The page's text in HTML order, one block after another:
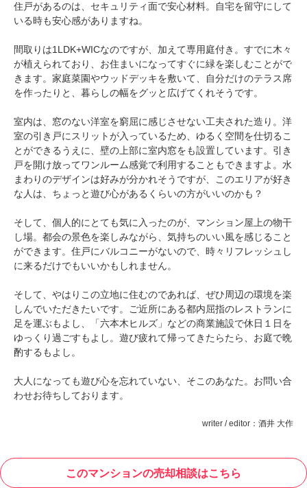
住戸があるのは、セキュリティ面で安心材料。自宅を留守にして
いる時も安心感がありますね。
間取りは1LDK+WICなのですが、加えて専用庭付き。すでに木々
が植えられており、お住まいになってすぐに緑を楽しむことがで
きます。家庭菜園やウッドデッキを敷いて、自分だけのテラス席
を作ったりと、暮らしの幅をグッと広げてくれそうです。
室内は、窓のない洋室を窮屈に感じさせない工夫された造り。洋
室の引き戸にスリットが入っているため、ゆるく空間を仕切るこ
とができるうえに、壁の上部に室内窓をも設置しています。引き
戸を開け放ってワンルーム感覚で利用することもできますよ。水
まわりのデザインは好みが分かれそうですが、このエリアが好き
な人は、ちょっと遊び心があるくらいの方がいいのかも？
そして、個人的にとても気に入ったのが、マンション屋上の物干
し場。都会の景色を楽しみながら、気持ちのいい風を感じること
ができます。住戸にバルコニーがないので、時々リフレッシュし
に来るだけでもいいかもしれません。
そして、やはりこの立地に住むのであれば、ぜひ周辺の環境を楽
しんでいただきたいです。ご近所にある都内屈指のレストランに
足を運ぶもよし、「六本木ヒルズ」などの商業施設で休日１日を
ゆっくり過ごすもよし。遊び疲れて帰ってきたらたら、お庭で晩
酌するもよし。
大人になっても遊び心を忘れていない、そこのあなた。お問い合
わせお待ちしております。
writer / editor：酒井 大作
このマンションの売却相談はこちら